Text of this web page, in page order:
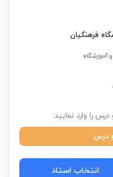
فرهنگیان
را وارد نمایید:
درس
انتخاب استاد